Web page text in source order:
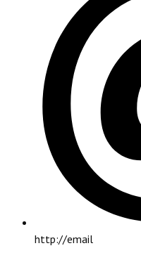
http://email
INSTITUCIONAL